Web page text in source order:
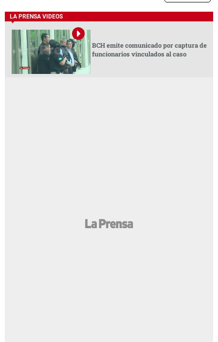
LA PRENSA VIDEOS
BCH emite comunicado por captura de
funcionarios vinculados al caso